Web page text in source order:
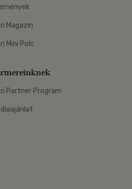
Magazin
Mini Polc
Partner Program